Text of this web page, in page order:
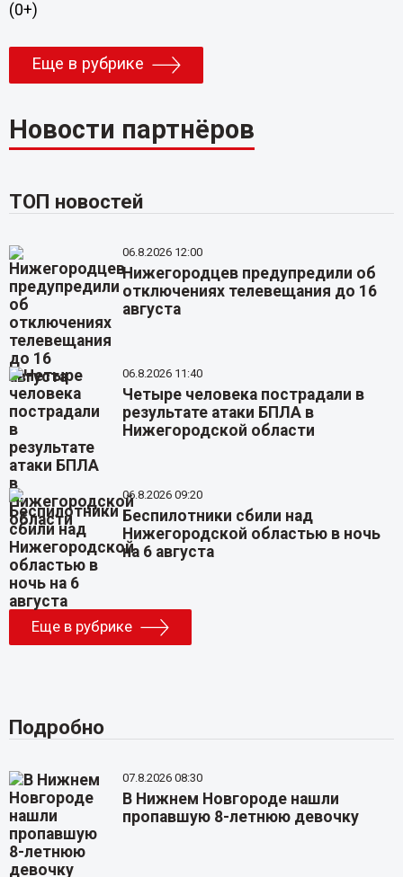
(0+)
Еще в рубрике
Новости партнёров
ТОП новостей
06.8.2026 12:00
Нижегородцев предупредили об
отключениях телевещания до 16
августа
06.8.2026 11:40
Четыре человека пострадали в
результате атаки БПЛА в
Нижегородской области
06.8.2026 09:20
Беспилотники сбили над
Нижегородской областью в ночь
на 6 августа
Еще в рубрике
Подробно
07.8.2026 08:30
В Нижнем Новгороде нашли
пропавшую 8-летнюю девочку